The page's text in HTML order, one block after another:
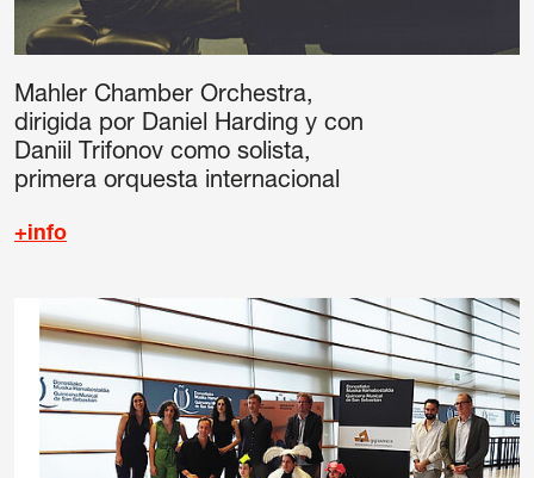
Mahler Chamber Orchestra,
dirigida por Daniel Harding y con
Daniil Trifonov como solista,
primera orquesta internacional
+info